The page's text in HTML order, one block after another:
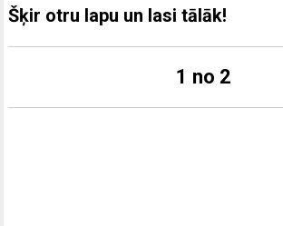
Šķir otru lapu un lasi tālāk!
1 no 2